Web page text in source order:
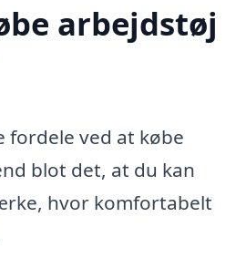
arbejdstøj
fordele ved at købe
blot det, at du kan
hvor komfortabelt